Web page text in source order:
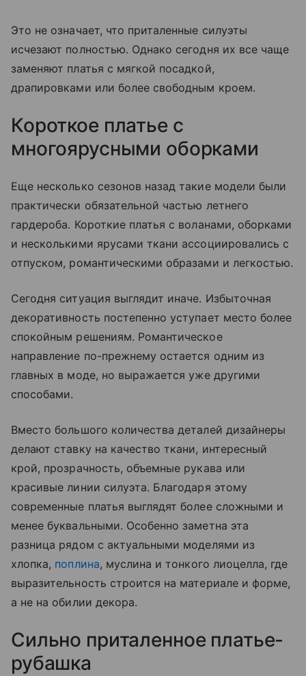
Это не означает, что приталенные силуэты
исчезают полностью. Однако сегодня их все чаще
заменяют платья с мягкой посадкой,
драпировками или более свободным кроем.
Короткое платье с
многоярусными оборками
Еще несколько сезонов назад такие модели были
практически обязательной частью летнего
гардероба. Короткие платья с воланами, оборками
и несколькими ярусами ткани ассоциировались с
отпуском, романтическими образами и легкостью.
Сегодня ситуация выглядит иначе. Избыточная
декоративность постепенно уступает место более
спокойным решениям. Романтическое
направление по-прежнему остается одним из
главных в моде, но выражается уже другими
способами.
Вместо большого количества деталей дизайнеры
делают ставку на качество ткани, интересный
крой, прозрачность, объемные рукава или
красивые линии силуэта. Благодаря этому
современные платья выглядят более сложными и
менее буквальными. Особенно заметна эта
разница рядом с актуальными моделями из
хлопка, поплина, муслина и тонкого лиоцелла, где
выразительность строится на материале и форме,
а не на обилии декора.
Сильно приталенное платье-
рубашка